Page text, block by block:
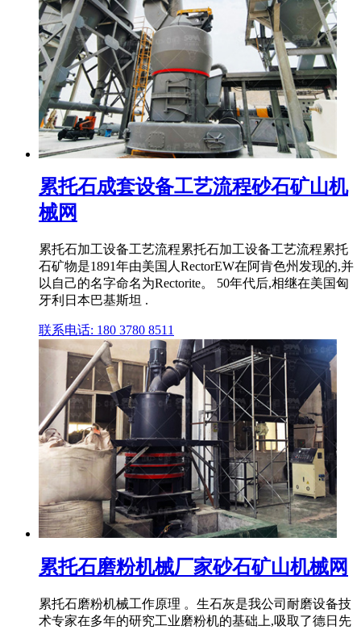
累托石成套设备工艺流程砂石矿山机
械网
累托石加工设备工艺流程累托石加工设备工艺流程累托
石矿物是1891年由美国人RectorEW在阿肯色州发现的,并
以自己的名字命名为Rectorite。 50年代后,相继在美国匈
牙利日本巴基斯坦 .
联系电话: 180 3780 8511
累托石磨粉机械厂家砂石矿山机械网
累托石磨粉机械工作原理 。生石灰是我公司耐磨设备技
术专家在多年的研究工业磨粉机的基础上,吸取了德日先